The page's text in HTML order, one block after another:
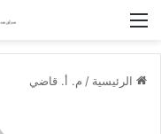
الرئيسية / م. أ. قاضي